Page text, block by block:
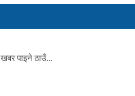
खबर पाइने ठाउँ...